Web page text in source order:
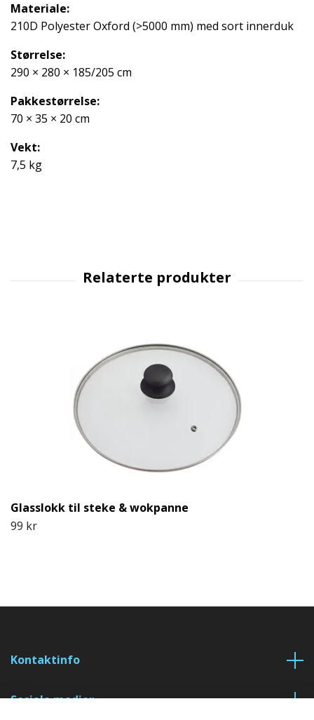
Materiale:
210D Polyester Oxford (>5000 mm) med sort innerduk
Størrelse:
290 × 280 × 185/205 cm
Pakkestørrelse:
70 × 35 × 20 cm
Vekt:
7,5 kg
Glasslokk til steke & wokpanne
99 kr
Kontaktinfo
Sosiale medier